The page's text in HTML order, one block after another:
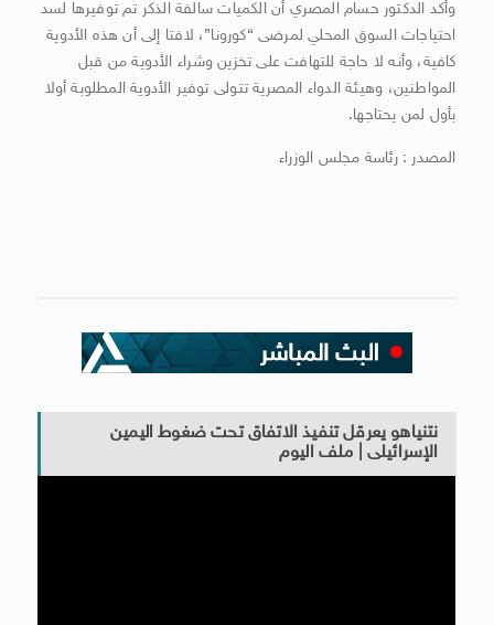
وأكد الدكتور حسام المصري أن الكميات سالفة الذكر تم توفيرها لسد
احتياجات السوق المحلي لمرضى “كورونا”، لافتا إلى أن هذه الأدوية
كافية، وأنه لا حاجة للتهافت على تخزين وشراء الأدوية من قبل
المواطنين، وهيئة الدواء المصرية تتولى توفير الأدوية المطلوبة أولا
بأول لمن يحتاجها.
المصدر : رئاسة مجلس الوزراء
نتنياهو يعرقل تنفيذ الاتفاق تحت ضغوط اليمين
الإسرائيلى | ملف اليوم